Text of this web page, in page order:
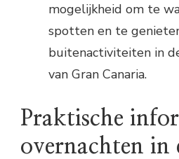
mogelijkheid om te
spotten en te
buitenactiviteiten in
van Gran Canaria.
Praktische
overnachten in